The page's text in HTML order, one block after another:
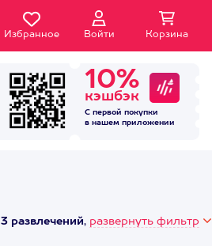
Избранное Войти Корзина
10%
кэшбэк
С первой покупки
в нашем приложении
3 развлечений, развернуть фильтр